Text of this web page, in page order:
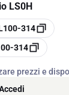
LS0H
314
314
prezzi e